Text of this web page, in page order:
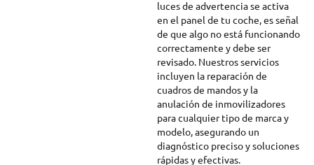
luces de advertencia se activa
en el panel de tu coche, es señal
de que algo no está funcionando
correctamente y debe ser
revisado. Nuestros servicios
incluyen la reparación de
cuadros de mandos y la
anulación de inmovilizadores
para cualquier tipo de marca y
modelo, asegurando un
diagnóstico preciso y soluciones
rápidas y efectivas.